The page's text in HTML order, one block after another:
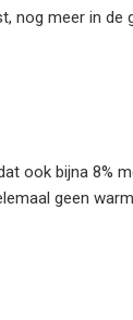
nog meer in de
ook bijna 8%
geen